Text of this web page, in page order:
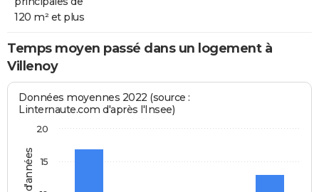
120 m² et plus
Temps moyen passé dans un logement à
Villenoy
Données moyennes 2022 (source :
Linternaute.com d'après l'Insee)
15
20